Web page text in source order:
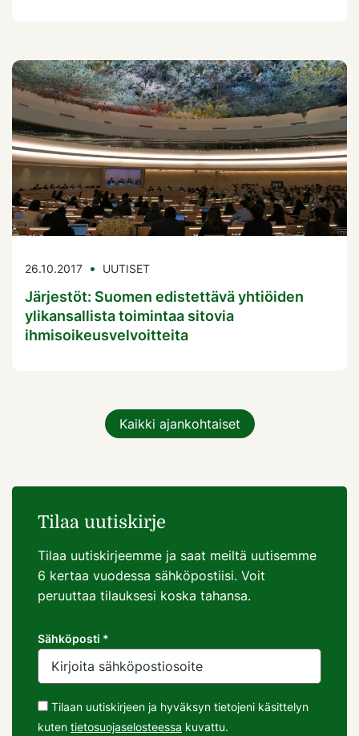
26.10.2017 UUTISET
Järjestöt: Suomen edistettävä yhtiöiden
ylikansallista toimintaa sitovia
ihmisoikeusvelvoitteita
Kaikki ajankohtaiset
Tilaa uutiskirje
Tilaa uutiskirjeemme ja saat meiltä uutisemme
6 kertaa vuodessa sähköpostiisi. Voit
peruuttaa tilauksesi koska tahansa.
Sähköposti *
Tilaan uutiskirjeen ja hyväksyn tietojeni käsittelyn
kuten tietosuojaselosteessa kuvattu.